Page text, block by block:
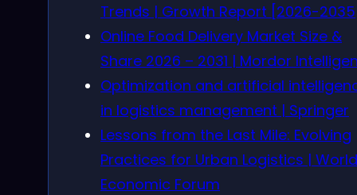
Trends | Growth Report [2026-
Online Food Delivery Market Size &
Share 2026 – 2031 | Mordor
Optimization and artificial
in logistics management | Springer
Lessons from the Last Mile: Evolving
Practices for Urban Logistics | World
Economic Forum